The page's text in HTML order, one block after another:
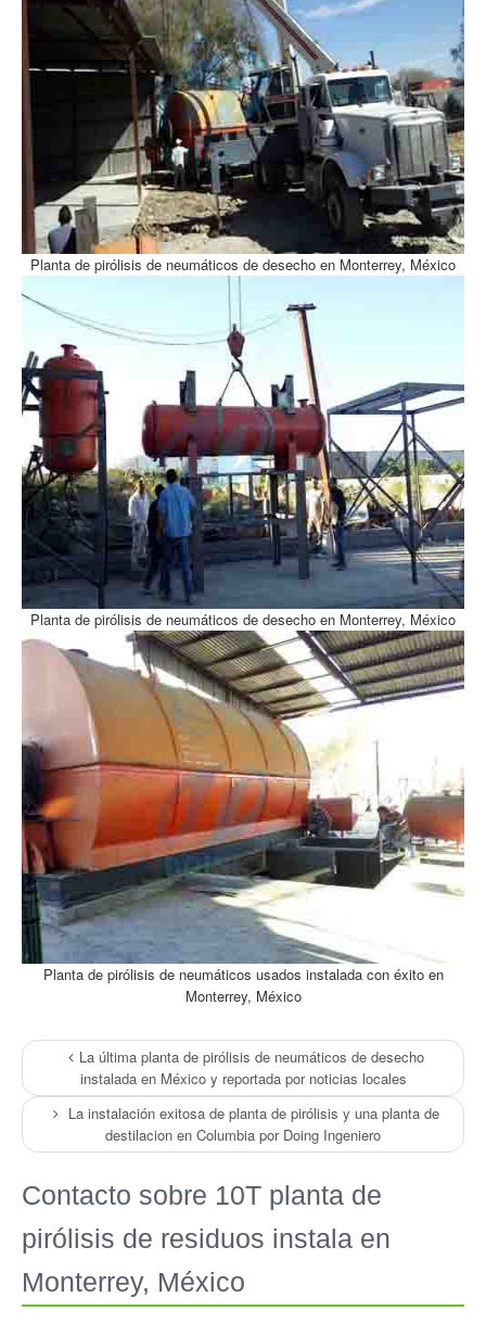
Planta de pirólisis de neumáticos de desecho en Monterrey, México
Planta de pirólisis de neumáticos de desecho en Monterrey, México
Planta de pirólisis de neumáticos usados instalada con éxito en
Monterrey, México
La última planta de pirólisis de neumáticos de desecho
instalada en México y reportada por noticias locales
La instalación exitosa de planta de pirólisis y una planta de
destilacion en Columbia por Doing Ingeniero
Contacto sobre 10T planta de
pirólisis de residuos instala en
Monterrey, México